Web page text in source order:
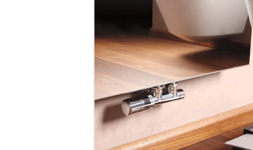
Luxusné kúpeľňové radiátory
Dizajnové radiátory
Luxusné moderné radiátory
Liatinové retro radiátory
Radiátory z vinutých rúrok
Oceľové článkové radiátory